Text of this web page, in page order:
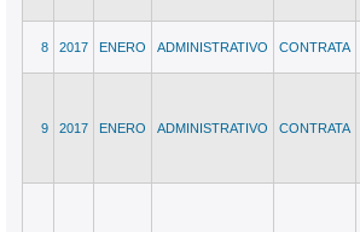
8 2017 ENERO ADMINISTRATIVO CONTRATA
9 2017 ENERO ADMINISTRATIVO CONTRATA